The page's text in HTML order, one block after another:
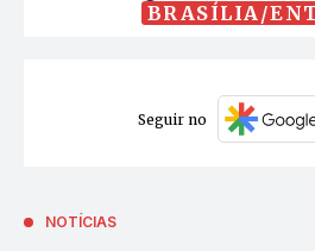
BRASÍLIA/
Seguir no
NOTÍCIAS